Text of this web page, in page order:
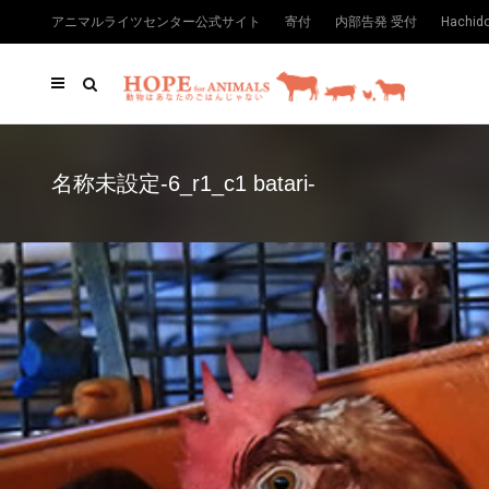
アニマルライツセンター公式サイト 寄付 内部告発 受付
名称未設定-6_r1_c1 batari-